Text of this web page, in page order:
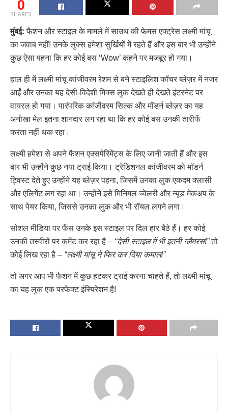
0
SHARES
मुंबई: फैशन और स्टाइल के मामले में साउथ की फेमस एक्ट्रेस लक्ष्मी मांचू
का जवाब नहीं! उनके लुक्स हमेशा सुर्खियों में रहते हैं और इस बार भी उन्होंने
कुछ ऐसा पहना कि हर कोई बस ‘Wow’ कहने पर मजबूर हो गया।
हाल ही में लक्ष्मी मांचू कांजीवरम रेशम से बने स्टाइलिश कॉचर ब्लेज़र में नजर
आईं और उनका यह देसी-विदेशी मिक्स लुक देखते ही देखते इंटरनेट पर
वायरल हो गया। पारंपरिक कांजीवरम सिल्क और मॉडर्न ब्लेज़र का यह
अनोखा मेल इतना शानदार लग रहा था कि हर कोई बस उनकी तारीफें
करता नहीं थक रहा।
लक्ष्मी हमेशा से अपने फैशन एक्सपेरिमेंट्स के लिए जानी जाती हैं और इस
बार भी उन्होंने कुछ नया ट्राई किया। ट्रेडिशनल कांजीवरम को मॉडर्न
ट्विस्ट देते हुए उन्होंने यह ब्लेज़र पहना, जिसमें उनका लुक एकदम क्लासी
और एलिगेंट लग रहा था। उन्होंने इसे मिनिमल ज्वेलरी और न्यूड मेकअप के
साथ पेयर किया, जिससे उनका लुक और भी रॉयल लगने लगा।
सोशल मीडिया पर फैंस उनके इस स्टाइल पर दिल हार बैठे हैं। हर कोई
उनकी तस्वीरों पर कमेंट कर रहा है – “देसी स्टाइल में भी इतनी ग्लैमरस!”तो
कोई लिख रहा है – “लक्ष्मी मांचू ने फिर कर दिया कमाल!”
तो अगर आप भी फैशन में कुछ हटकर ट्राई करना चाहते हैं, तो लक्ष्मी मांचू
का यह लुक एक परफेक्ट इंस्पिरेशन है!